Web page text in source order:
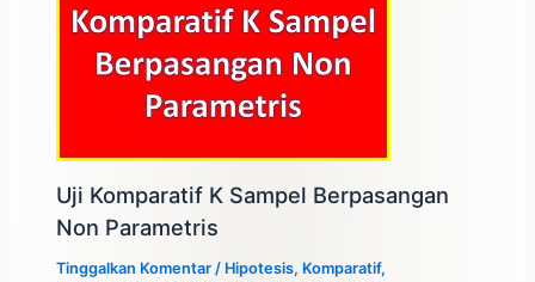
Uji Komparatif K Sampel Berpasangan
Non Parametris
Tinggalkan Komentar / Hipotesis, Komparatif,